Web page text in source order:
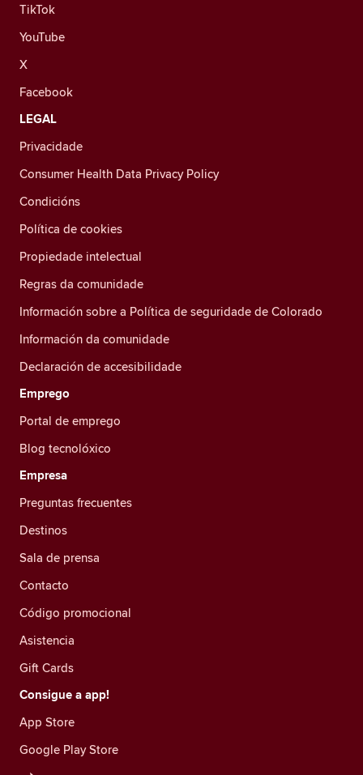
TikTok
YouTube
X
Facebook
LEGAL
Privacidade
Consumer Health Data Privacy Policy
Condicións
Política de cookies
Propiedade intelectual
Regras da comunidade
Información sobre a Política de seguridade de Colorado
Información da comunidade
Declaración de accesibilidade
Emprego
Portal de emprego
Blog tecnolóxico
Empresa
Preguntas frecuentes
Destinos
Sala de prensa
Contacto
Código promocional
Asistencia
Gift Cards
Consigue a app!
App Store
Google Play Store